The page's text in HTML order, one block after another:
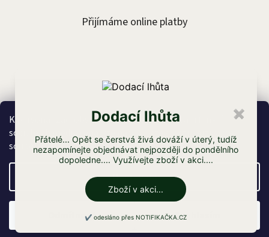
K personalizaci obsahu a reklam, poskytování funkcí
sociálních médií a analýze naší návštěvnosti využíváme
soubory cookies. Více informacízde.
Nastavení
Odmítnout Souhlasím
Přijímáme online platby
Vytvořil Shoptet
Copyright 2026Proryby.cz. Všechna práva vyhrazena.
Upravit nastavení cookies|Vytvořil Jakub Tyralík
Dodací lhůta ✖
Přátelé... Opět se čerstvá živá dováží v úterý, tudíž
nezapomínejte objednávat nejpozději do pondělního
dopoledne.... Využívejte zboží v akci....
Zboží v akci...
✔️ odesláno přes NOTIFIKAČKA.CZ